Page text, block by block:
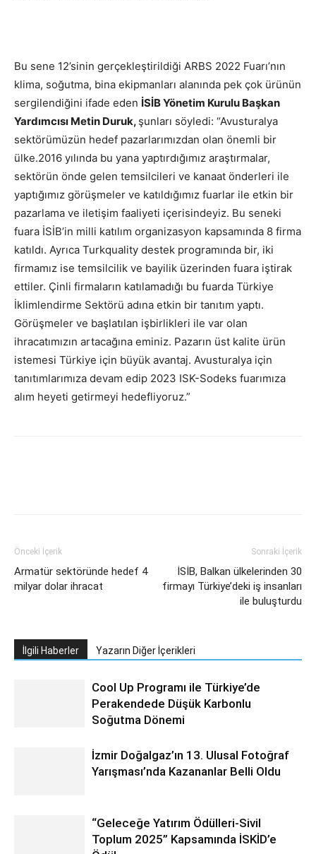
Bu sene 12’sinin gerçekleştirildiği ARBS 2022 Fuarı’nın
klima, soğutma, bina ekipmanları alanında pek çok ürünün
sergilendiğini ifade eden İSİB Yönetim Kurulu Başkan
Yardımcısı Metin Duruk, şunları söyledi: “Avusturalya
sektörümüzün hedef pazarlarımızdan olan önemli bir
ülke.2016 yılında bu yana yaptırdığımız araştırmalar,
sektörün önde gelen temsilcileri ve kanaat önderleri ile
yaptığımız görüşmeler ve katıldığımız fuarlar ile etkin bir
pazarlama ve iletişim faaliyeti içerisindeyiz. Bu seneki
fuara İSİB’in milli katılım organizasyon kapsamında 8 firma
katıldı. Ayrıca Turkquality destek programında bir, iki
firmamız ise temsilcilik ve bayilik üzerinden fuara iştirak
ettiler. Çinli firmaların katılamadığı bu fuarda Türkiye
İklimlendirme Sektörü adına etkin bir tanıtım yaptı.
Görüşmeler ve başlatılan işbirlikleri ile var olan
ihracatımızın artacağına eminiz. Pazarın üst kalite ürün
istemesi Türkiye için büyük avantaj. Avusturalya için
tanıtımlarımıza devam edip 2023 ISK-Sodeks fuarımıza
alım heyeti getirmeyi hedefliyoruz.”
Önceki İçerik
Armatür sektöründe hedef 4
milyar dolar ihracat
Sonraki İçerik
İSİB, Balkan ülkelerinden 30
firmayı Türkiye’deki iş insanları
ile buluşturdu
İlgili Haberler Yazarın Diğer İçerikleri
Cool Up Programı ile Türkiye’de
Perakendede Düşük Karbonlu
Soğutma Dönemi
İzmir Doğalgaz’ın 13. Ulusal Fotoğraf
Yarışması’nda Kazananlar Belli Oldu
“Geleceğe Yatırım Ödülleri-Sivil
Toplum 2025” Kapsamında İSKİD’e